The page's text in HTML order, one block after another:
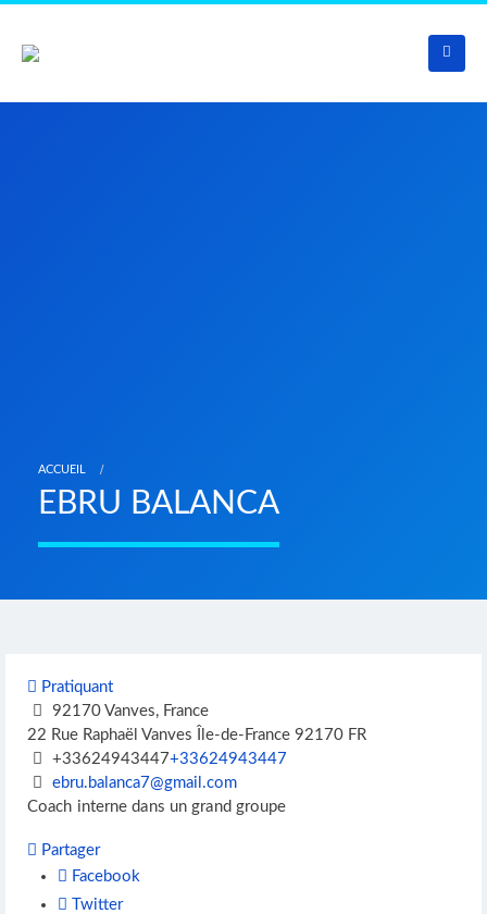
ACCUEIL
EBRU BALANCA
Pratiquant
92170 Vanves, France
22 Rue Raphaël Vanves Île-de-France 92170 FR
+33624943447+33624943447
ebru.balanca7@gmail.com
Coach interne dans un grand groupe
Partager
Facebook
Twitter